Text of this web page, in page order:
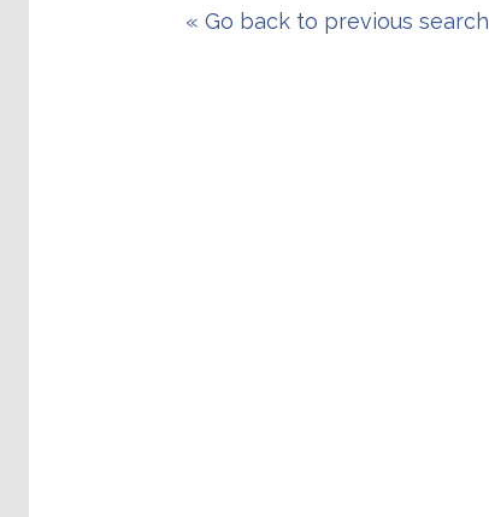
«Go back to previous search